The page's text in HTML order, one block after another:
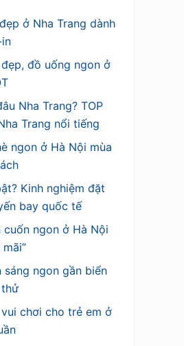
ở Nha Trang dành
đồ uống ngon ở
Nha Trang? TOP
Trang nổi tiếng
ngon ở Hà Nội mùa
Kinh nghiệm đặt
bay quốc tế
cuốn ngon ở Hà Nội
sáng ngon gần biển
chơi cho trẻ em ở